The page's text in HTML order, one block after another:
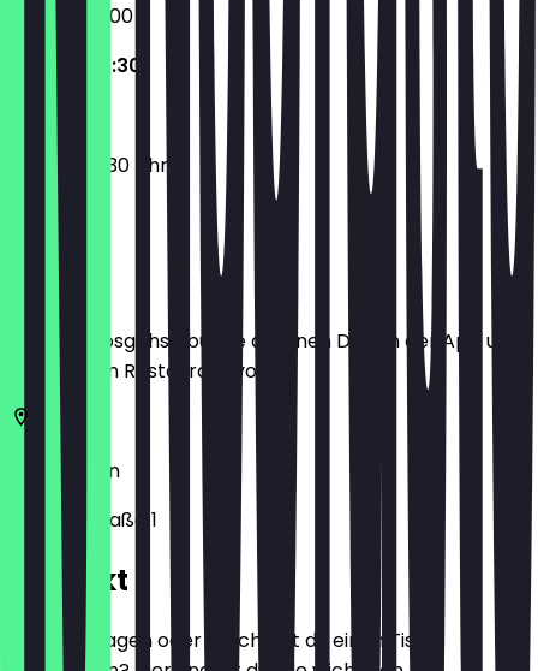
09:00 - 04:00
09:00 - 03:30
09:00 - 03:30 Uhr
Bevor du losgehst, buche dir einen Deal in der App und
zeige ihn im Restaurant vor.
10779
Berlin
Nachodstraße 1
Kontakt
Hast du Fragen oder möchtest du einen Tisch